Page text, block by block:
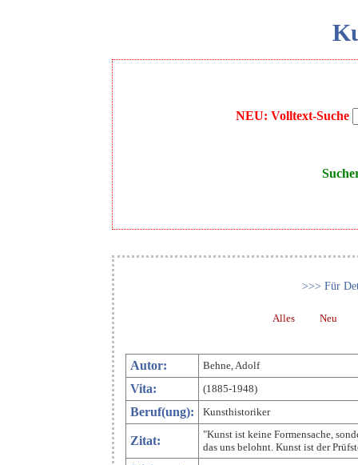
NEU: Volltext-Suche
>>> Für
Alles Neu
Autor: Behne, Adolf
Vita: (1885-1948)
Beruf(ung): Kunsthistoriker
Zitat:
"Kunst ist keine Formensache,
das uns belohnt. Kunst ist der